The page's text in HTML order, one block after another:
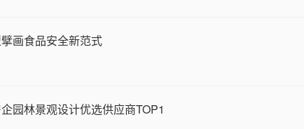
擘画食品安全新范式
园林景观设计优选供应商TOP1